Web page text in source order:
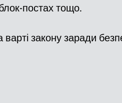
постах тощо.
варті закону заради